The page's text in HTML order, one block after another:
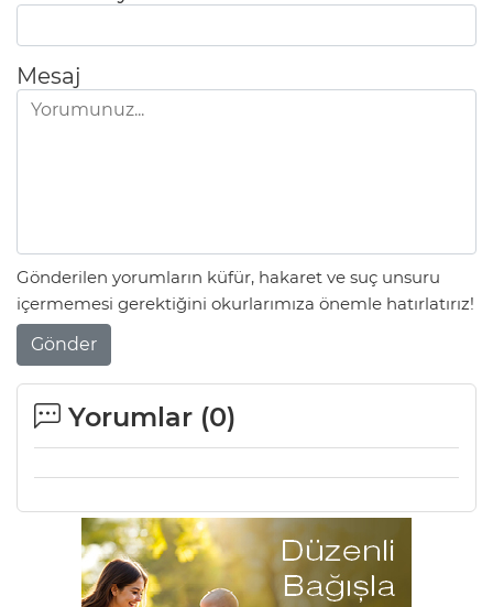
Mesaj
Gönderilen yorumların küfür, hakaret ve suç unsuru
içermemesi gerektiğini okurlarımıza önemle hatırlatırız!
Gönder
Yorumlar (0)